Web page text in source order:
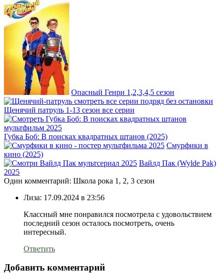
Опасный Генри 1,2,3,4,5 сезон
Щенячий патруль 1-13 сезон все серии
Губка Боб: В поисках квадратных штанов (2025)
Смурфики в
кино (2025)
Вайлд Пак (Wylde Pak)
2025
Один комментарий: Школа рока 1, 2, 3 сезон
Лиза: 17.09.2024 в 23:56
Классный мне понравился посмотрела с удовольствием
последний сезон осталось посмотреть, очень
интересный.
Ответить
Добавить комментарий